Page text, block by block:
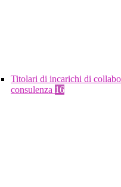
Titolari di incarichi di
consulenza 16